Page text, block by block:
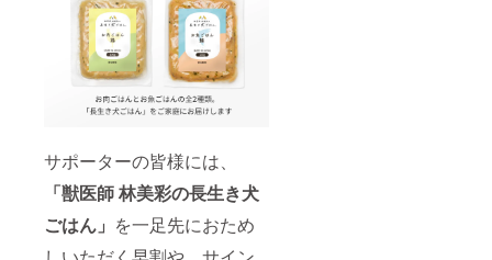
サポーターの皆様には、
「獣医師 林美彩の長生き犬
ごはん」 を一足先におため